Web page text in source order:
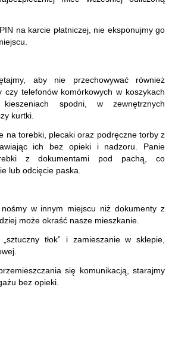
na karcie płatniczej, nie eksponujmy go
aby nie przechowywać również
czy telefonów komórkowych w koszykach
spodni, w zewnętrznych
kurtki.
na torebki, plecaki oraz podręczne torby z
ich bez opieki i nadzoru. Panie
z dokumentami pod pachą, co
lub odcięcie paska.
w innym miejscu niż dokumenty z
może okraść nasze mieszkanie.
tłok” i zamieszanie w sklepie,
się komunikacją, starajmy
bez opieki.